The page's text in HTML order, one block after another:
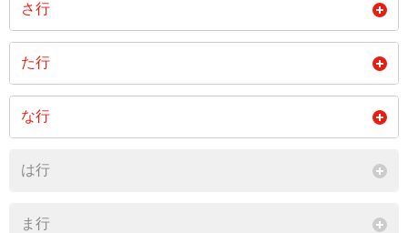
閉じる
さ行
閉じる
た行
な行
は行
ま行